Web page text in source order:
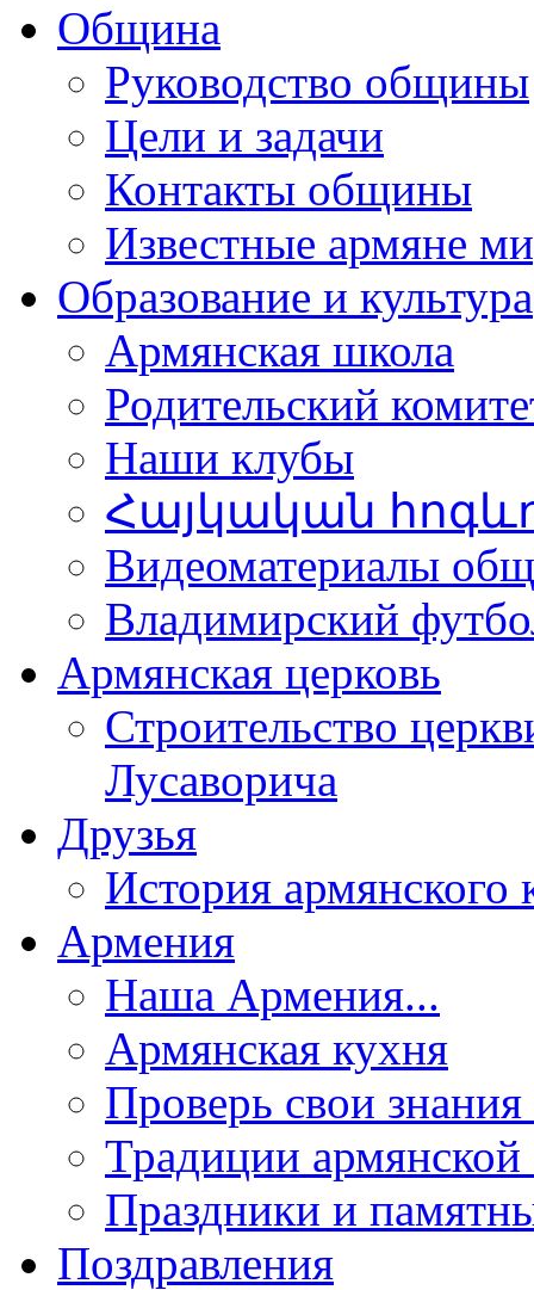
Община
Руководство общины
Цели и задачи
Контакты общины
Известные армяне
Образование и культура
Армянская школа
Родительский
Наши клубы
Հայկական
Видеоматериалы
Владимирский
Армянская церковь
Строительство
Лусаворича
Друзья
История армянского
Армения
Наша Армения...
Армянская кухня
Проверь свои
Традиции армянской
Праздники и
Поздравления